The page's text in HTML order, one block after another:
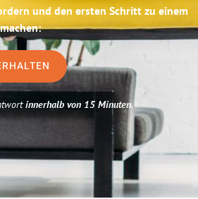
und den ersten Schritt zu einem
innerhalb von 15 Minuten.